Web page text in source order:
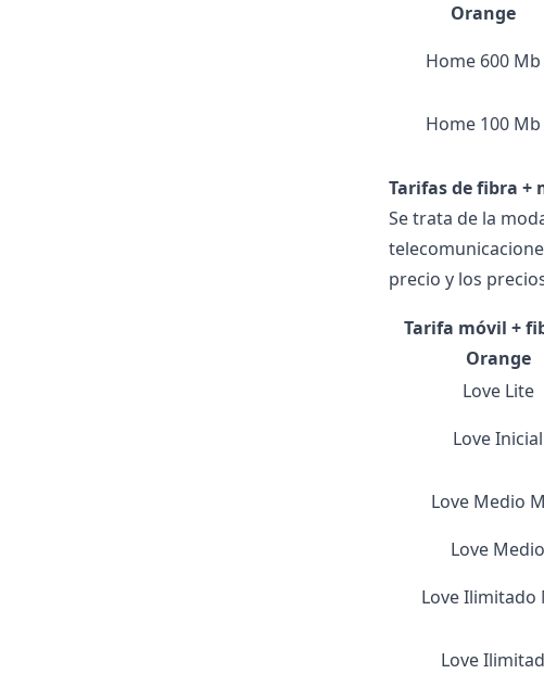
Orange
Home 600 Mb
Home 100 Mb
Tarifas de fibra +
Se trata de la
precio y los
Tarifa móvil +
Orange
Love Lite
Love Inicial
Love Medio
Love Medio
Love Ilimitado
Love